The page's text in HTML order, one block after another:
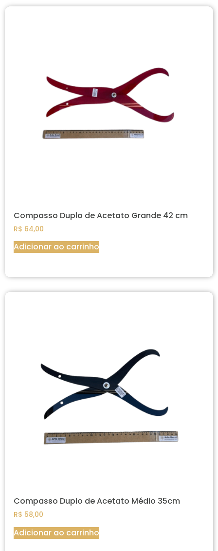
Compasso Duplo de Acetato Grande 42 cm
R$ 64,00
Adicionar ao carrinho
Compasso Duplo de Acetato Médio 35cm
R$ 58,00
Adicionar ao carrinho